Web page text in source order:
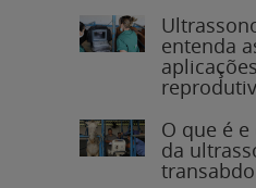
entenda
O que é e
da